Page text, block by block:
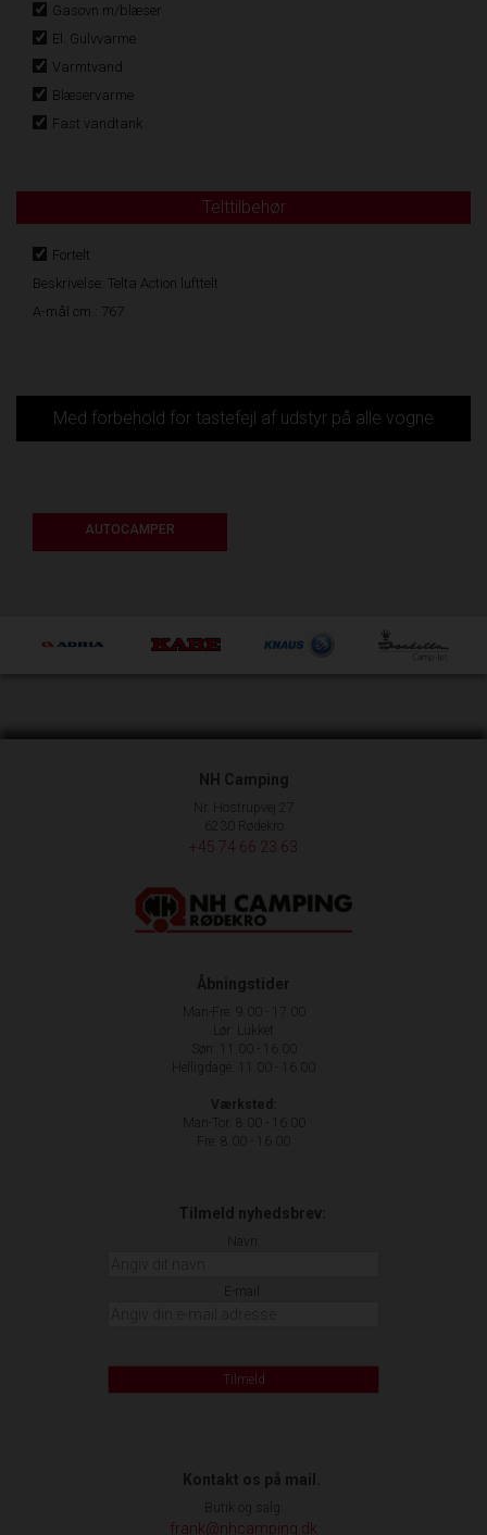
Gasovn m/blæser
El. Gulvvarme
Varmtvand
Blæservarme
Fast vandtank
Telttilbehør
Fortelt
Beskrivelse: Telta Action lufttelt
A-mål cm.: 767
Med forbehold for tastefejl af udstyr på alle vogne
AUTOCAMPER
NH Camping
Nr. Hostrupvej 27
6230 Rødekro
+45 74 66 23 63
Åbningstider
Man-Fre: 9.00 - 17.00
Lør: Lukket
Søn: 11.00 - 16.00
Helligdage: 11.00 - 16.00
Værksted:
Man-Tor: 8.00 - 16.00
Fre: 8.00 - 16.00
Tilmeld nyhedsbrev:
Navn:
E-mail:
Tilmeld
Kontakt os på mail.
Butik og salg:
frank@nhcamping.dk